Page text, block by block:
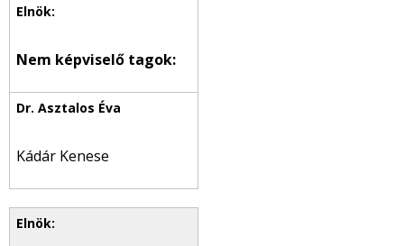
Nem képviselő tagok:
Kádár Kenese